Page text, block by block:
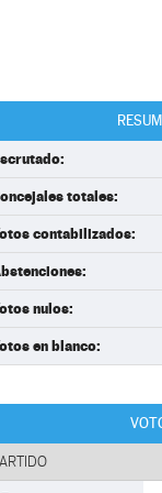
totales:
contabilizados:
nulos:
en blanco: